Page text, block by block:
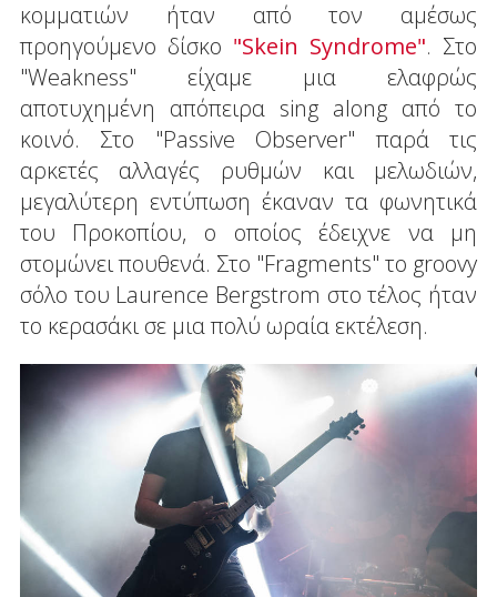
κομματιών ήταν από τον αμέσως
προηγούμενο δίσκο "Skein Syndrome". Στο
"Weakness" είχαμε μια ελαφρώς
αποτυχημένη απόπειρα sing along από το
κοινό. Στο "Passive Observer" παρά τις
αρκετές αλλαγές ρυθμών και μελωδιών,
μεγαλύτερη εντύπωση έκαναν τα φωνητικά
του Προκοπίου, ο οποίος έδειχνε να μη
στομώνει πουθενά. Στο "Fragments" το groovy
σόλο του Laurence Bergstrom στο τέλος ήταν
το κερασάκι σε μια πολύ ωραία εκτέλεση.